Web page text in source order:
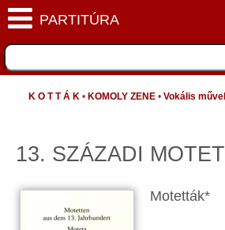
K O T T Á K • KOMOLY ZENE • Vokális
13. SZÁZADI
Motetták*